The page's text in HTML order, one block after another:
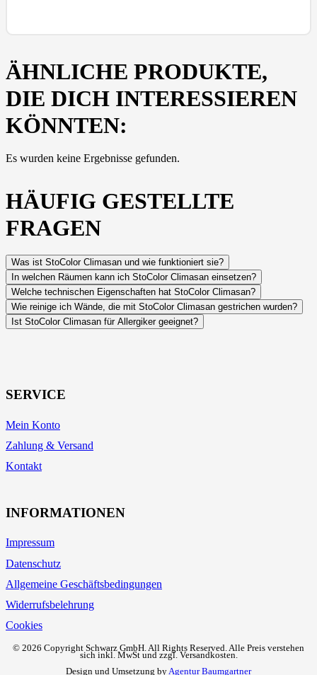
ÄHNLICHE PRODUKTE,
DIE DICH INTERESSIEREN
KÖNNTEN:
Es wurden keine Ergebnisse gefunden.
HÄUFIG GESTELLTE
FRAGEN
Was ist StoColor Climasan und wie funktioniert sie?
In welchen Räumen kann ich StoColor Climasan einsetzen?
Welche technischen Eigenschaften hat StoColor Climasan?
Wie reinige ich Wände, die mit StoColor Climasan gestrichen wurden?
Ist StoColor Climasan für Allergiker geeignet?
SERVICE
Mein Konto
Zahlung & Versand
Kontakt
INFORMATIONEN
Impressum
Datenschutz
Allgemeine Geschäftsbedingungen
Widerrufsbelehrung
Cookies
© 2026 Copyright Schwarz GmbH. All Rights Reserved. Alle Preis verstehen
sich inkl. MwSt und zzgl. Versandkosten.
Design und Umsetzung by Agentur Baumgartner